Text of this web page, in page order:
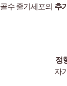
골수 줄기세포의 추
정
자